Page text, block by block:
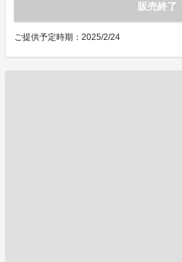
販売終了
ご提供予定時期：2025/2/24